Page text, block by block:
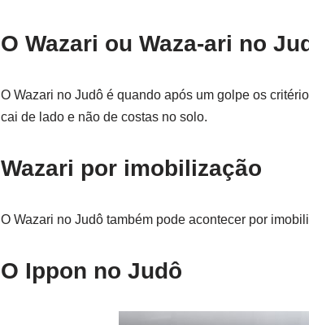
O Wazari ou Waza-ari no
O Wazari no Judô é quando após um golpe os
cai de lado e não de costas no solo.
Wazari por imobilização
O Wazari no Judô também pode acontecer por
O Ippon no Judô